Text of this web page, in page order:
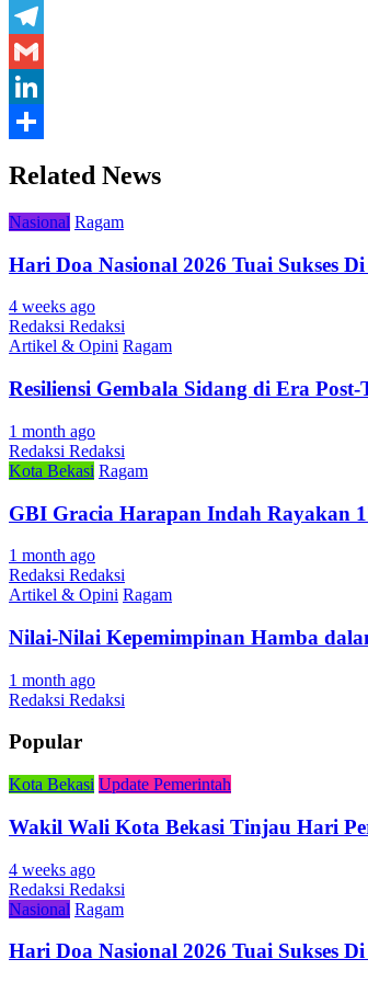
WhatsApp
Telegram
Gmail
LinkedIn
Related News
Nasional Ragam
Hari Doa Nasional 2026 Tuai Sukses
4 weeks ago
Redaksi Redaksi
Artikel & Opini Ragam
Resiliensi Gembala Sidang di Era
1 month ago
Redaksi Redaksi
Kota Bekasi Ragam
GBI Gracia Harapan Indah Rayakan
1 month ago
Redaksi Redaksi
Artikel & Opini Ragam
Nilai-Nilai Kepemimpinan Hamba
1 month ago
Redaksi Redaksi
Popular
Kota Bekasi Update Pemerintah
Wakil Wali Kota Bekasi Tinjau Hari
4 weeks ago
Redaksi Redaksi
Nasional Ragam
Hari Doa Nasional 2026 Tuai Sukses